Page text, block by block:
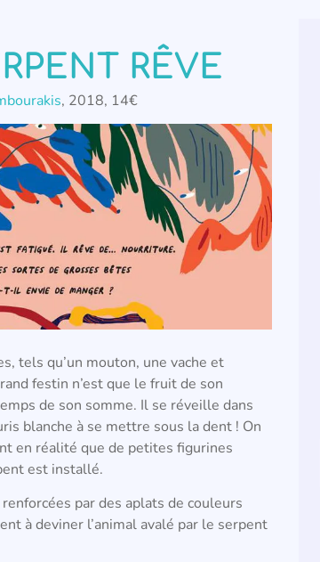
RÊVE
, 2018, 14€
tels qu’un mouton, une vache et
festin n’est que le fruit de son
de son somme. Il se réveille dans
blanche à se mettre sous la dent ! On
en réalité que de petites figurines
est installé.
par des aplats de couleurs
à deviner l’animal avalé par le serpent